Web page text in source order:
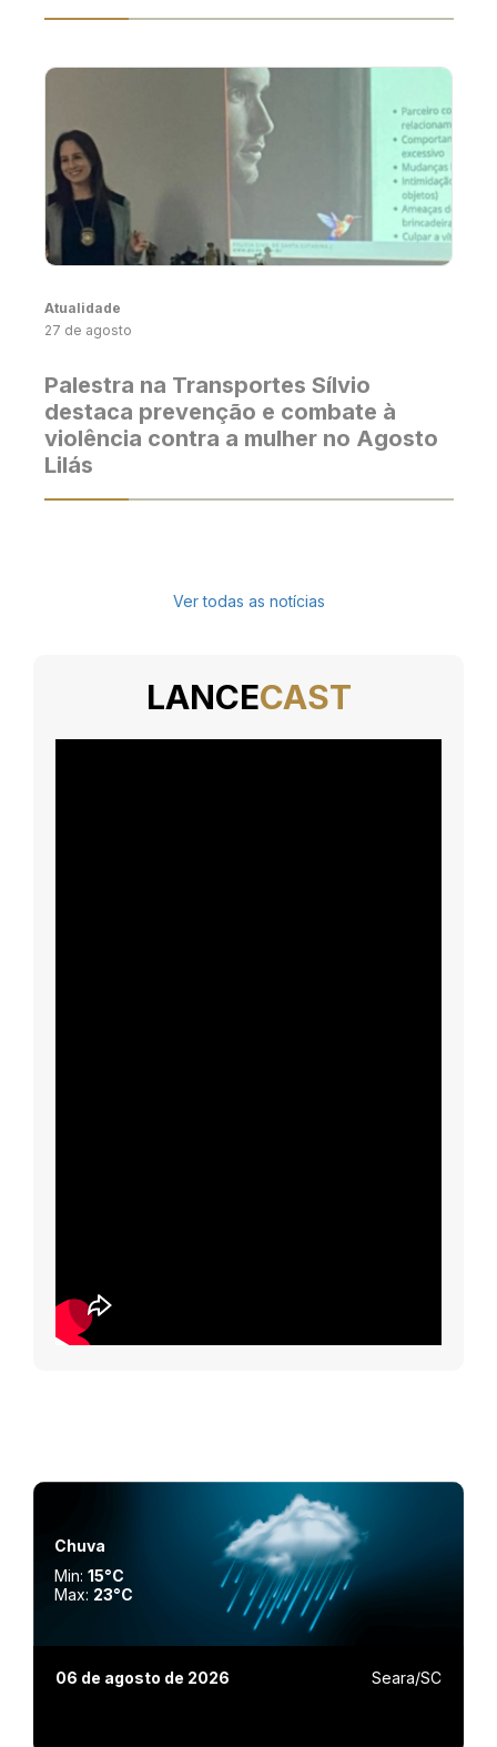
Atualidade
27 de agosto
Palestra na Transportes Sílvio
destaca prevenção e combate à
violência contra a mulher no Agosto
Lilás
Ver todas as notícias
LANCECAST
Chuva
Min:15°C
Max: 23°C
06 de agosto de 2026 Seara/SC